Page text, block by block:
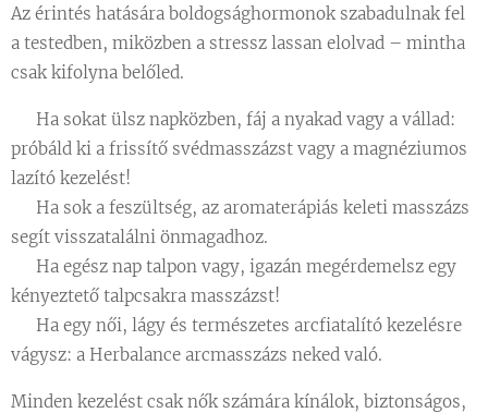
Az érintés hatására boldogsághormonok szabadulnak fel
a testedben, miközben a stressz lassan elolvad – mintha
csak kifolyna belőled.
🌿 Ha sokat ülsz napközben, fáj a nyakad vagy a vállad:
próbáld ki a frissítő svédmasszázst vagy a magnéziumos
lazító kezelést!
🌿 Ha sok a feszültség, az aromaterápiás keleti masszázs
segít visszatalálni önmagadhoz.
🌿 Ha egész nap talpon vagy, igazán megérdemelsz egy
kényeztető talpcsakra masszázst!
🌿 Ha egy női, lágy és természetes arcfiatalító kezelésre
vágysz: a Herbalance arcmasszázs neked való.
Minden kezelést csak nők számára kínálok, biztonságos,